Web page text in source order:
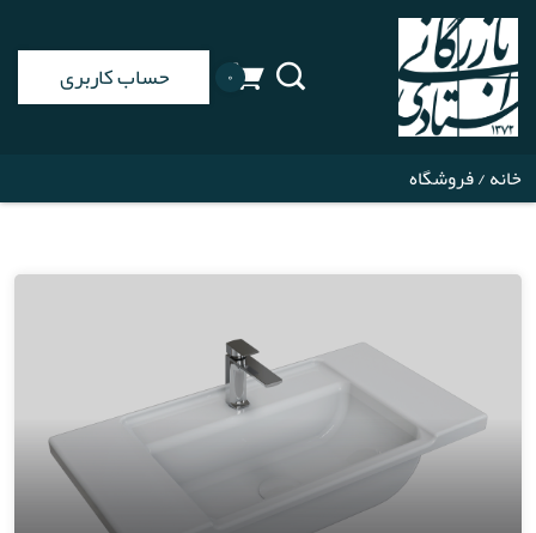
۰ حساب کاربری
خانه/ فروشگاه